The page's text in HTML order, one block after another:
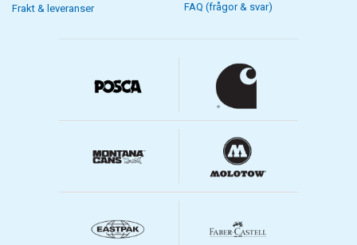
Frakt & leveranser
FAQ (frågor & svar)